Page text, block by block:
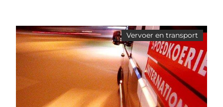
Vervoer en transport